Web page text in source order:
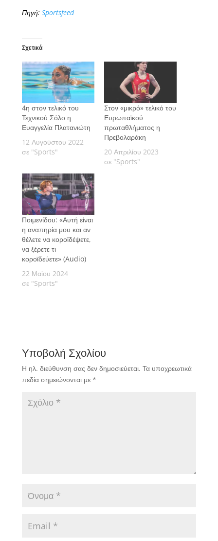
Πηγή: Sportsfeed
Σχετικά
4η στον τελικό του
Τεχνικού Σόλο η
Ευαγγελία Πλατανιώτη
12 Αυγούστου 2022
σε "Sports"
Στον «μικρό» τελικό του
Ευρωπαϊκού
πρωταθλήματος η
Πρεβολαράκη
20 Απριλίου 2023
σε "Sports"
Ποιμενίδου: «Αυτή είναι
η αναπηρία μου και αν
θέλετε να κοροϊδέψετε,
να ξέρετε τι
κοροϊδεύετε» (Audio)
22 Μαΐου 2024
σε "Sports"
Υποβολή Σχολίου
Η ηλ. διεύθυνση σας δεν δημοσιεύεται. Τα υποχρεωτικά
πεδία σημειώνονται με *